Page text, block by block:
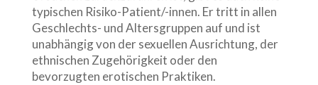
typischen Risiko-Patient/-innen. Er tritt in allen
Geschlechts- und Altersgruppen auf und ist
unabhängig von der sexuellen Ausrichtung, der
ethnischen Zugehörigkeit oder den
bevorzugten erotischen Praktiken.